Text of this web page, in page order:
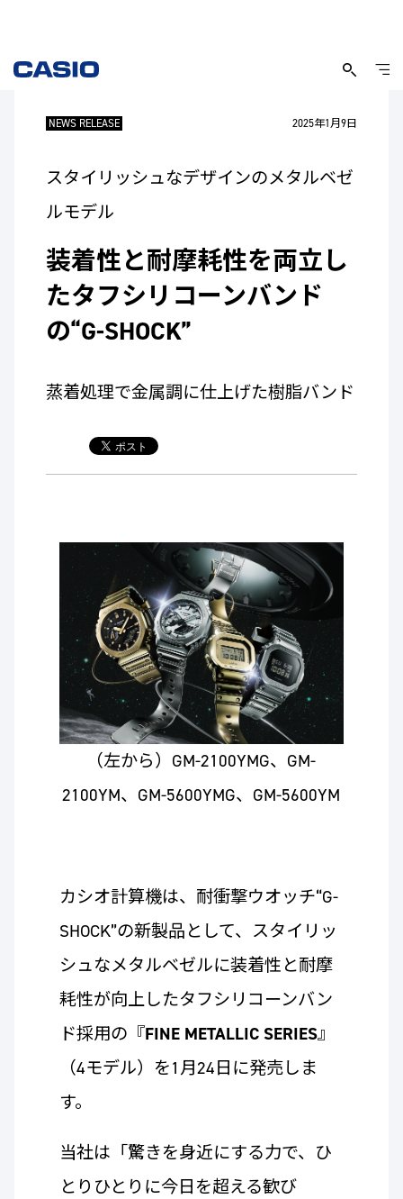
NEWS RELEASE 2025年1月9日
スタイリッシュなデザインのメタルベゼ
ルモデル
装着性と耐摩耗性を両立し
たタフシリコーンバンド
の“G-SHOCK”
蒸着処理で金属調に仕上げた樹脂バンド
（左から）GM-2100YMG、GM-
2100YM、GM-5600YMG、GM-5600YM
カシオ計算機は、耐衝撃ウオッチ“G-
SHOCK”の新製品として、スタイリッ
シュなメタルベゼルに装着性と耐摩
耗性が向上したタフシリコーンバン
ド採用の『FINE METALLIC SERIES』
（4モデル）を1月24日に発売しま
す。
当社は「驚きを身近にする力で、ひ
とりひとりに今日を超える歓び